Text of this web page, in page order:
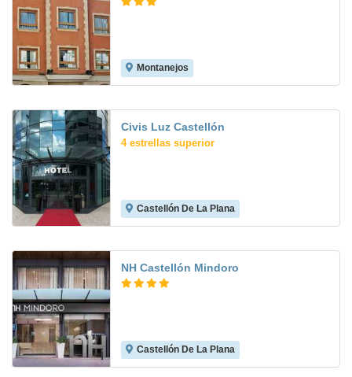
Montanejos
Civis Luz Castellón
4 estrellas superior
Castellón De La Plana
NH Castellón Mindoro
Castellón De La Plana